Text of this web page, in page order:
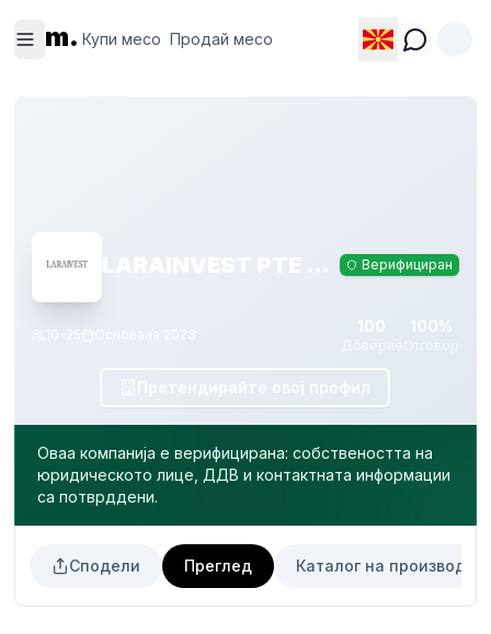
m. Купи месо Продай месо
месо
месо
Верифициран
10-25 100 100%
Претендирайте овој профил
Оваа компанија е верифицирана: собствеността на
юридическото лице, ДДВ и контактната информации
са потврддени.
Сподели Преглед Каталог на производи